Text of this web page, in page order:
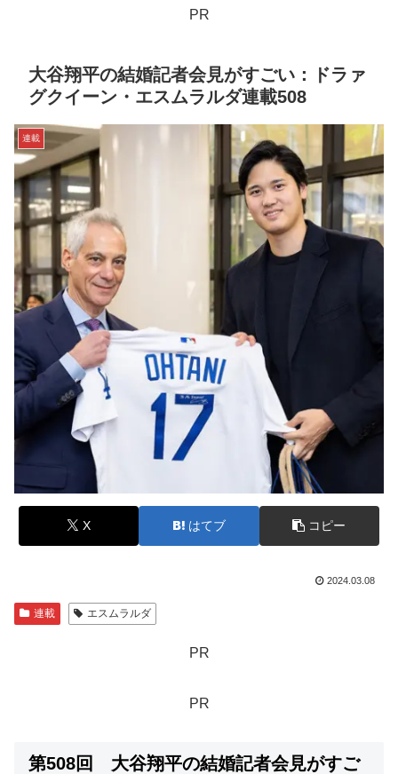
PR
大谷翔平の結婚記者会見がすごい：ドラァ
グクイーン・エスムラルダ連載508
連載
X はてブ コピー
2024.03.08
連載 エスムラルダ
PR
PR
第508回 大谷翔平の結婚記者会見がすご